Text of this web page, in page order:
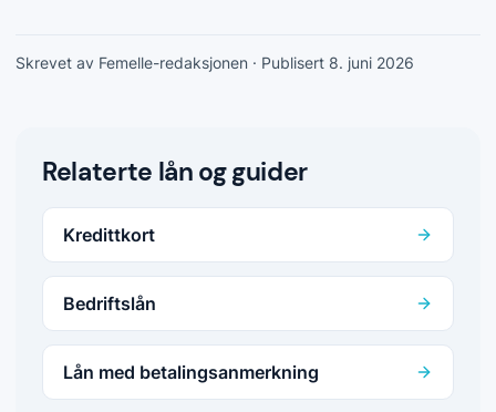
Skrevet av Femelle-redaksjonen · Publisert 8. juni 2026
Relaterte lån og guider
Kredittkort
Bedriftslån
Lån med betalingsanmerkning